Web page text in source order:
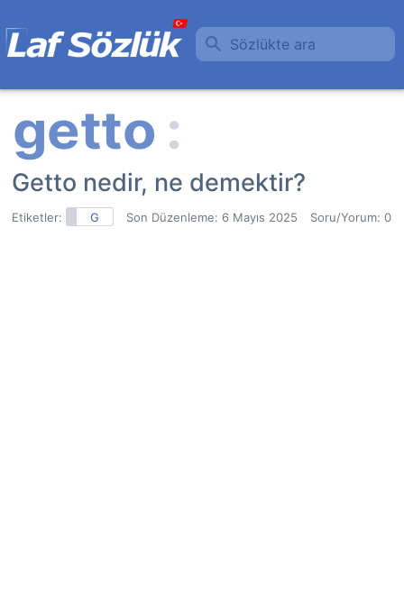
Sözlükte ara
Getto nedir, ne demektir?
Etiketler: G Son Düzenleme: 6 Mayıs 2025 Soru/Yorum: 0